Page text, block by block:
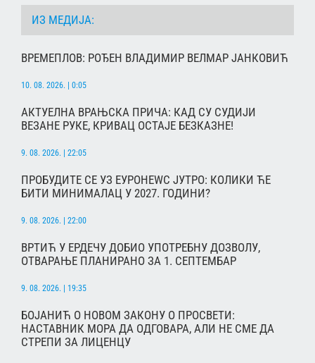
ИЗ МЕДИЈА:
ВРЕМЕПЛОВ: РОЂЕН ВЛАДИМИР ВЕЛМАР ЈАНКОВИЋ
10. 08. 2026. | 0:05
АКТУЕЛНА ВРАЊСКА ПРИЧА: КАД СУ СУДИЈИ
ВЕЗАНЕ РУКЕ, КРИВАЦ ОСТАЈЕ БЕЗКАЗНЕ!
9. 08. 2026. | 22:05
ПРОБУДИТЕ СЕ УЗ ЕУРОНЕWС ЈУТРО: КОЛИКИ ЋЕ
БИТИ МИНИМАЛАЦ У 2027. ГОДИНИ?
9. 08. 2026. | 22:00
ВРТИЋ У ЕРДЕЧУ ДОБИО УПОТРЕБНУ ДОЗВОЛУ,
ОТВАРАЊЕ ПЛАНИРАНО ЗА 1. СЕПТЕМБАР
9. 08. 2026. | 19:35
БОЈАНИЋ О НОВОМ ЗАКОНУ О ПРОСВЕТИ:
НАСТАВНИК МОРА ДА ОДГОВАРА, АЛИ НЕ СМЕ ДА
СТРЕПИ ЗА ЛИЦЕНЦУ